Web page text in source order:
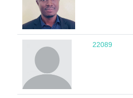
22089